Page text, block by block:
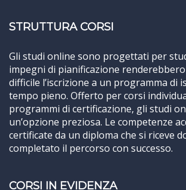
STRUTTURA CORSI
Gli studi online sono progettati per
impegni di pianificazione
difficile l’iscrizione a un programma di
tempo pieno. Offerto per corsi
programmi di certificazione, gli studi
un’opzione preziosa. Le competenze
certificate da un diploma che si riceve
completato il percorso con successo.
CORSI IN EVIDENZA